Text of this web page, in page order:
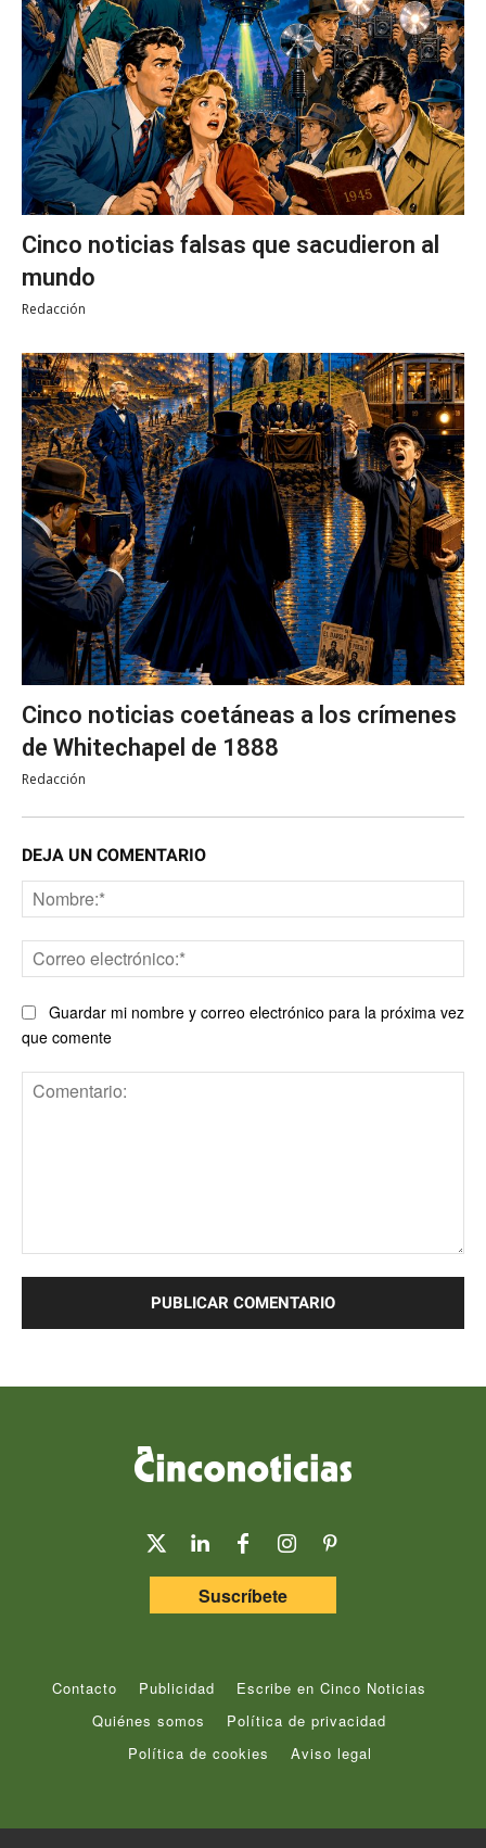
Cinco noticias falsas que sacudieron al
mundo
Redacción
Cinco noticias coetáneas a los crímenes
de Whitechapel de 1888
Redacción
DEJA UN COMENTARIO
Guardar mi nombre y correo electrónico para la próxima vez
que comente
Suscríbete
Contacto Publicidad
Escribe en Cinco Noticias
Quiénes somos
Política de privacidad
Política de cookies
Aviso legal